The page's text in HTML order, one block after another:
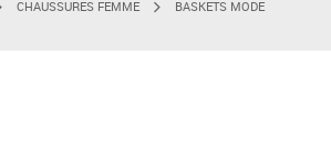
CHAUSSURES FEMME BASKETS MODE